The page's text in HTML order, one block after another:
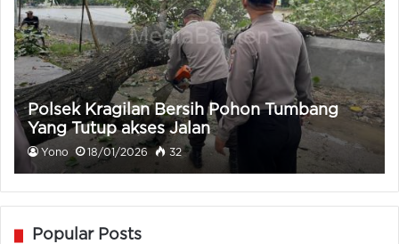
Polsek Kragilan Bersih Pohon Tumbang
Yang Tutup akses Jalan
Yono 18/01/2026 32
Popular Posts